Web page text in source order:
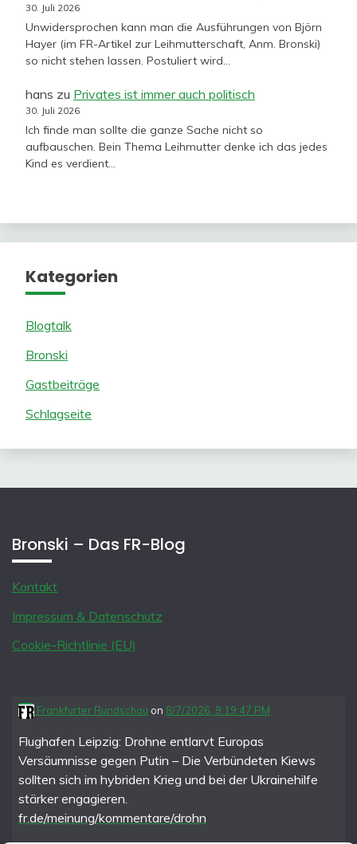
30. Juli 2026
Unwidersprochen kann man die Ausführungen von Björn
Hayer (im FR-Artikel zur Leihmutterschaft, Anm. Bronski)
so nicht stehen lassen. Postuliert wird…
hans zu Privates ist immer auch politisch
30. Juli 2026
Ich finde man sollte die ganze Sache nicht so
aufbauschen. Bein Thema Leihmutter denke ich das jedes
Kind es verdient…
Kategorien
Blogtalk
Bronski
Gastbeiträge
Schlagseite
Bronski – Das FR-Blog
Kontakt
Impressum & Datenschutz
Cookie-Richtlinie (EU)
Frankfurter Rundschau on 8/7/2026, 9:19:47 PM
Flughafen Leipzig: Drohne entlarvt Europas
Versäumnisse gegen Putin – Die Verbündeten Kiews
sollten sich im hybriden Krieg und bei der Ukrainehilfe
stärker engagieren.
fr.de/meinung/kommentare/drohn